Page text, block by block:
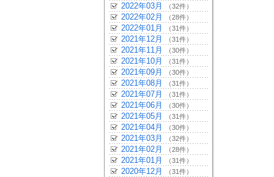
2022年03月 （32件）
2022年02月 （28件）
2022年01月 （31件）
2021年12月 （31件）
2021年11月 （30件）
2021年10月 （31件）
2021年09月 （30件）
2021年08月 （31件）
2021年07月 （31件）
2021年06月 （30件）
2021年05月 （31件）
2021年04月 （30件）
2021年03月 （32件）
2021年02月 （28件）
2021年01月 （31件）
2020年12月 （31件）